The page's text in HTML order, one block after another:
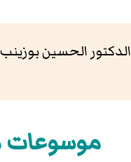
الدكتور الحسين
موسوعات